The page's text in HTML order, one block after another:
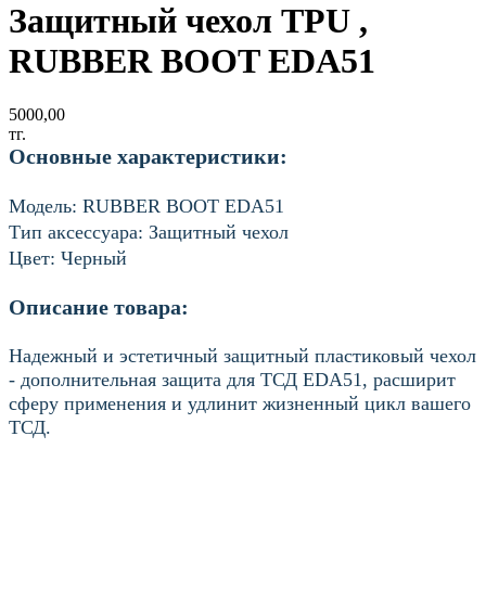
Защитный чехол TPU ,
RUBBER BOOT EDA51
5000,00
тг.
Основные характеристики:
Модель: RUBBER BOOT EDA51
Тип аксессуара: Защитный чехол
Цвет: Черный
Описание товара:
Надежный и эстетичный защитный пластиковый чехол
- дополнительная защита для ТСД EDA51, расширит
сферу применения и удлинит жизненный цикл вашего
ТСД.